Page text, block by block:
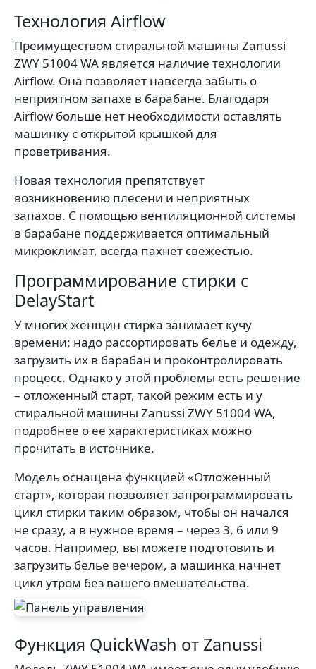
Технология Airflow
Преимуществом стиральной машины Zanussi
ZWY 51004 WA является наличие технологии
Airflow. Она позволяет навсегда забыть о
неприятном запахе в барабане. Благодаря
Airflow больше нет необходимости оставлять
машинку с открытой крышкой для
проветривания.
Новая технология препятствует
возникновению плесени и неприятных
запахов. С помощью вентиляционной системы
в барабане поддерживается оптимальный
микроклимат, всегда пахнет свежестью.
Программирование стирки с
DelayStart
У многих женщин стирка занимает кучу
времени: надо рассортировать белье и одежду,
загрузить их в барабан и проконтролировать
процесс. Однако у этой проблемы есть решение
– отложенный старт, такой режим есть и у
стиральной машины Zanussi ZWY 51004 WA,
подробнее о ее характеристиках можно
прочитать в источнике.
Модель оснащена функцией «Отложенный
старт», которая позволяет запрограммировать
цикл стирки таким образом, чтобы он начался
не сразу, а в нужное время – через 3, 6 или 9
часов. Например, вы можете подготовить и
загрузить белье вечером, а машинка начнет
цикл утром без вашего вмешательства.
Функция QuickWash от Zanussi